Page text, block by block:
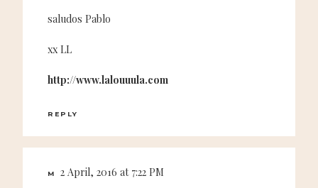
saludos Pablo
xx LL
http://www.lalouuula.com
REPLY
M
2 April, 2016 at 7:22 PM